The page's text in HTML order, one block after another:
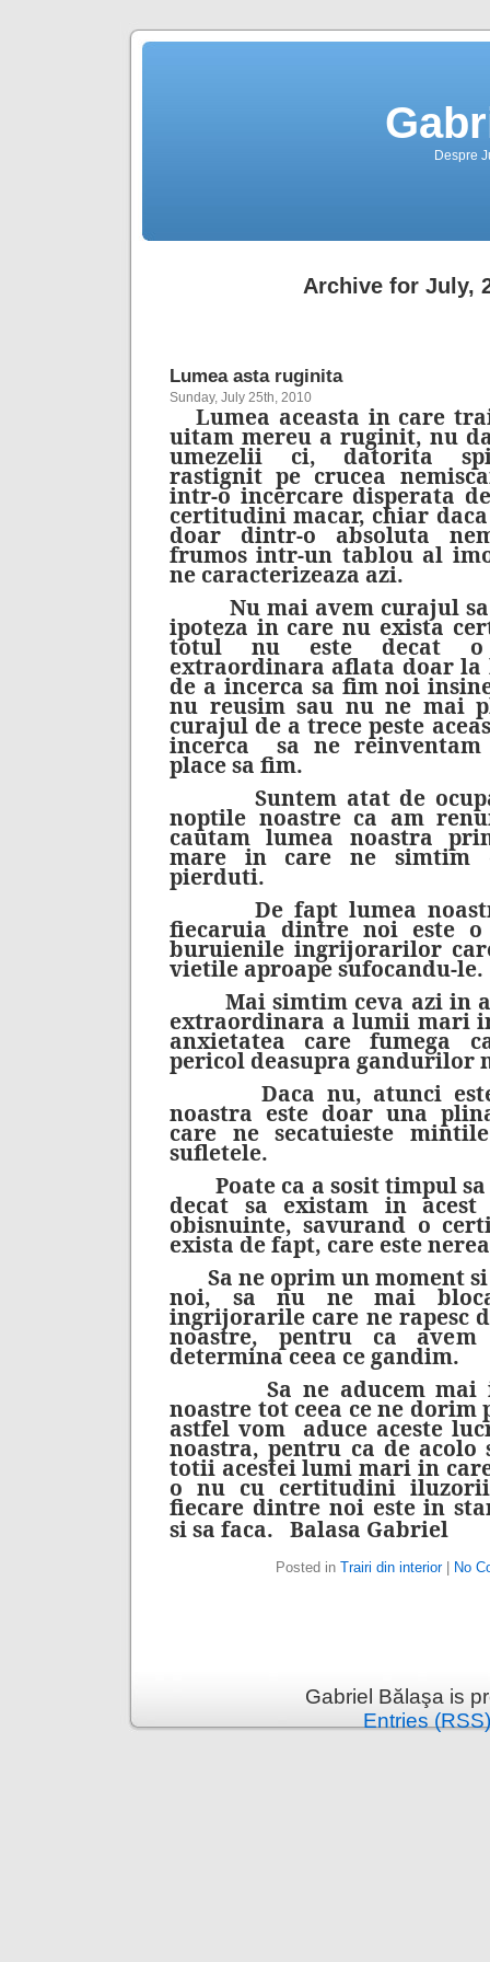
Despre
Archive for July,
Lumea asta ruginita
Sunday, July 25th, 2010
Lumea aceasta in care
uitam mereu a ruginit, nu
umezelii ci, datorita
rastignit pe crucea
intr-o incercare disperata
certitudini macar, chiar
doar dintr-o absoluta
frumos intr-un tablou al
ne caracterizeaza azi.
Nu mai avem curajul sa
ipoteza in care nu exista
totul nu este decat o
extraordinara aflata doar
de a incerca sa fim noi
nu reusim sau nu ne mai
curajul de a trece peste
incerca sa ne reinventam
place sa fim.
Suntem atat de
noptile noastre ca am
cautam lumea noastra
mare in care ne simtim
pierduti.
De fapt lumea
fiecaruia dintre noi este
buruienile ingrijorarilor
vietile aproape sufocandu-le.
Mai simtim ceva azi in
extraordinara a lumii mari
anxietatea care fumega
pericol deasupra gandurilor
Daca nu, atunci este
noastra este doar una
care ne secatuieste
sufletele.
Poate ca a sosit timpul sa
decat sa existam in
obisnuinte, savurand o
exista de fapt, care este
Sa ne oprim un moment si
noi, sa nu ne mai
ingrijorarile care ne rapesc
noastre, pentru ca
determina ceea ce gandim.
Sa ne aducem mai
noastre tot ceea ce ne dorim
astfel vom aduce aceste
noastra, pentru ca de acolo
totii acestei lumi mari in
o nu cu certitudini
fiecare dintre noi este in
si sa faca. Balasa Gabriel
Posted in Trairi din interior| No
Gabriel Bălaşa is
Entries (RSS)